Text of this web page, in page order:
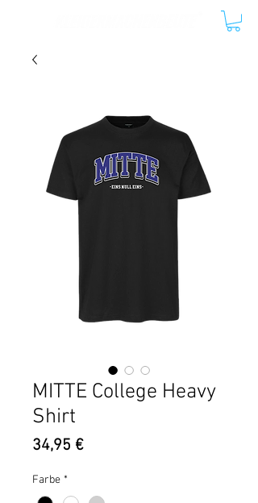
MITTE College Heavy
Shirt
34,95 €Preis
Farbe *